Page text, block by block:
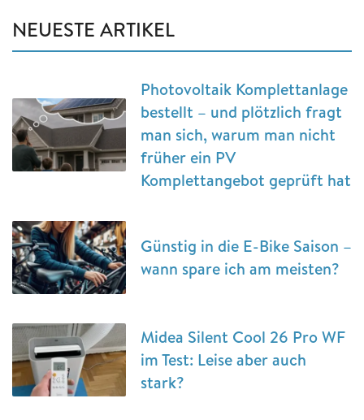
NEUESTE ARTIKEL
Photovoltaik Komplettanlage
bestellt – und plötzlich fragt
man sich, warum man nicht
früher ein PV
Komplettangebot geprüft hat
Günstig in die E-Bike Saison –
wann spare ich am meisten?
Midea Silent Cool 26 Pro WF
im Test: Leise aber auch
stark?